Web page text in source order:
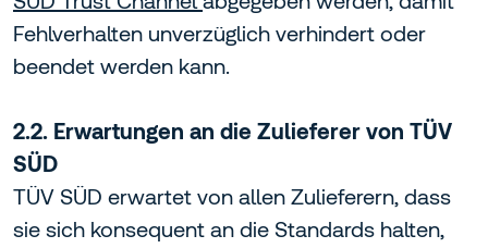
Fehlverhalten unverzüglich verhindert oder
beendet werden kann.
2.2. Erwartungen an die Zulieferer von TÜV
SÜD
TÜV SÜD erwartet von allen Zulieferern, dass
sie sich konsequent an die Standards halten,